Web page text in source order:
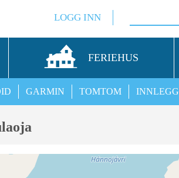
LOGG INN
FERIEHUS
INNLEGG
TOMTOM
GARMIN